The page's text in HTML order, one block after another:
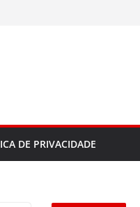
DE PRIVACIDADE